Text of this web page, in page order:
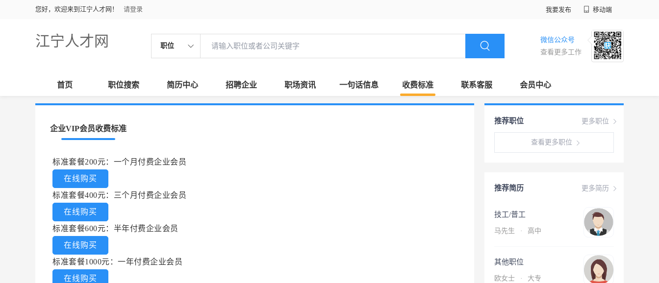
您好，欢迎来到江宁人才网！ 请登录 我要发布 移动端
江宁人才网 职位
微信公众号
查看更多工作
首页 职位搜索 简历中心 招聘企业 职场资讯 一句话信息 收费标准 联系客服 会员中心
企业VIP会员收费标准
标准套餐200元：一个月付费企业会员
在线购买
标准套餐400元：三个月付费企业会员
在线购买
标准套餐600元：半年付费企业会员
在线购买
标准套餐1000元：一年付费企业会员
在线购买
更多职位
推荐职位
查看更多职位
更多简历
推荐简历
技工/普工
马先生 · 高中
其他职位
欧女士 · 大专